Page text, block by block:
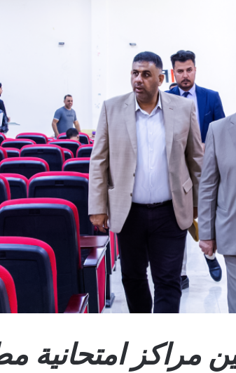
مراكز امتحانية